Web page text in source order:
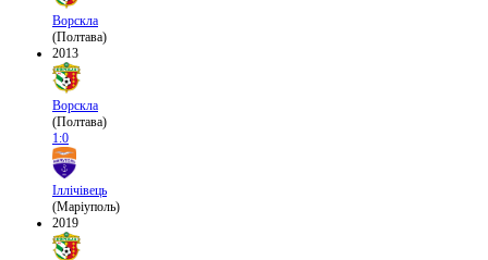
Ворскла
(Полтава)
2013
Ворскла
(Полтава)
1:0
Іллічівець
(Маріуполь)
2019